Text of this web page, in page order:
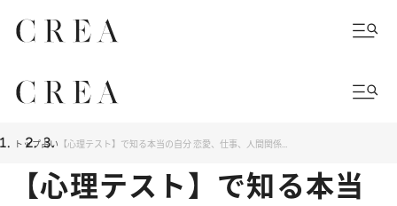
トップ占い 【心理テスト】で知る本当の自分 恋愛、仕事、人間関係…
【心理テスト】で知る本当